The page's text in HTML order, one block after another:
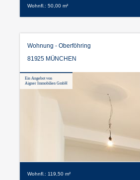
Wohnfl.: 50,00 m²
Wohnung - Oberföhring
81925 MÜNCHEN
Ein Angebot von
Aigner Immobilien GmbH
Wohnfl.: 119,50 m²